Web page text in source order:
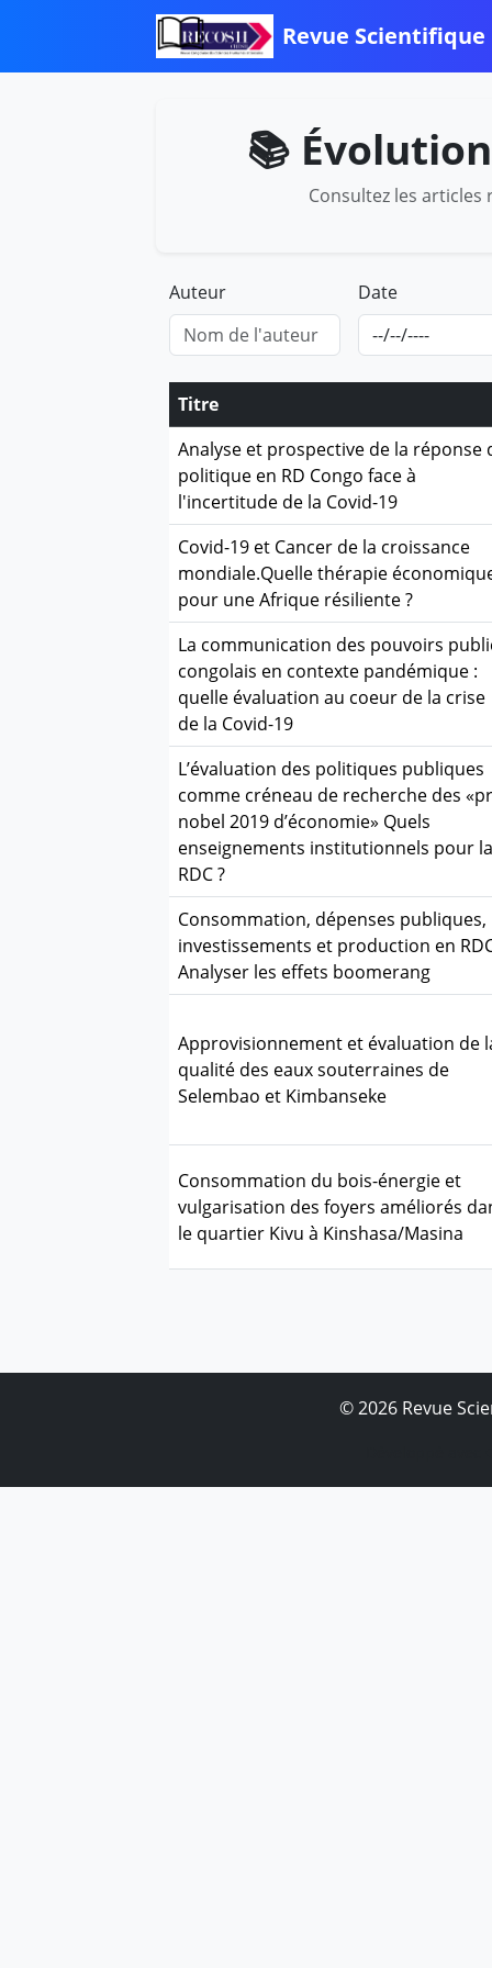
Revue Scientifique
📚
Consultez les
Auteur Date
Titre
Analyse et prospective de la réponse
politique en RD Congo face à
l'incertitude de la Covid-19
Covid-19 et Cancer de la croissance
mondiale.Quelle thérapie
pour une Afrique résiliente ?
La communication des pouvoirs
congolais en contexte pandémique :
quelle évaluation au coeur de la crise
de la Covid-19
L’évaluation des politiques publiques
comme créneau de recherche des
nobel 2019 d’économie» Quels
enseignements institutionnels pour la
RDC ?
Consommation, dépenses publiques,
investissements et production en
Analyser les effets boomerang
Approvisionnement et évaluation de
qualité des eaux souterraines de
Selembao et Kimbanseke
Consommation du bois-énergie et
vulgarisation des foyers améliorés
le quartier Kivu à Kinshasa/Masina
© 2026 Revue